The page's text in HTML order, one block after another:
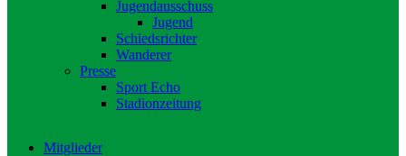
Jugendausschuss
Jugend
Schiedsrichter
Wanderer
Presse
Sport Echo
Stadionzeitung
Mitglieder